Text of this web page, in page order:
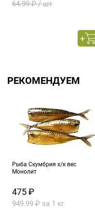
64.99 ₽ / шт
РЕКОМЕНДУЕМ
Рыба Скумбрия х/к вес
Монолит
475 ₽
949.99 ₽ за 1 кг